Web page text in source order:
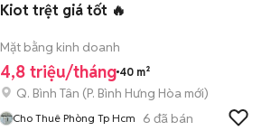
Kiot trệt giá tốt 🔥
Mặt bằng kinh doanh
4,8 triệu/tháng 40 m²
Q. Bình Tân (P. Bình Hưng Hòa mới)
Cho Thuê Phòng Tp Hcm 6 đã bán